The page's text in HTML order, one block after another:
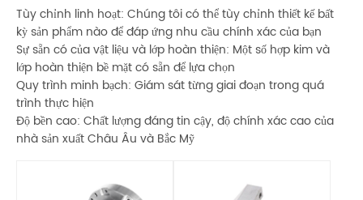
Tùy chỉnh linh hoạt: Chúng tôi có thể tùy chỉnh thiết kế bất
kỳ sản phẩm nào để đáp ứng nhu cầu chính xác của bạn
Sự sẵn có của vật liệu và lớp hoàn thiện: Một số hợp kim và
lớp hoàn thiện bề mặt có sẵn để lựa chọn
Quy trình minh bạch: Giám sát từng giai đoạn trong quá
trình thực hiện
Độ bền cao: Chất lượng đáng tin cậy, độ chính xác cao của
nhà sản xuất Châu Âu và Bắc Mỹ